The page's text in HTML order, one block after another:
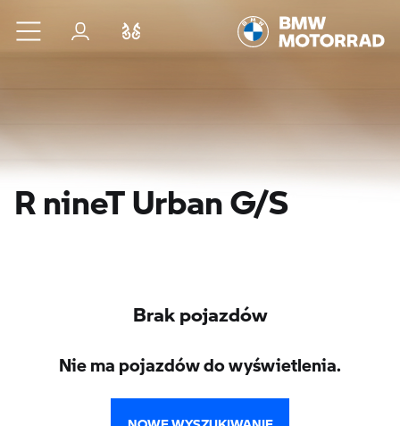
Przejdź do głównej treści
Zaloguj się
R nineT Urban G/S
Brak pojazdów
Nie ma pojazdów do wyświetlenia.
NOWE WYSZUKIWANIE